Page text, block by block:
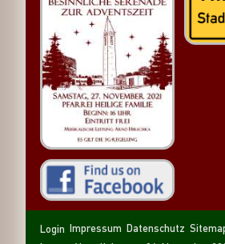
Navigation
überspringen
Login Impressum Datenschutz